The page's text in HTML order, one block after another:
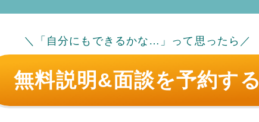
＼「自分にもできるかな…」って思ったら／
無料説明&面談を予約する